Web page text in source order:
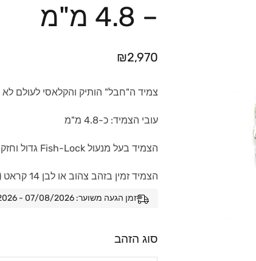
– 4.8 מ"מ
₪2,970
צמיד ה"חבל" הותיק והקלאסי לעולם
עובי הצמיד: כ-4.8 מ"מ
הצמיד בעל מנעול Fish-Lock גדול וחזק במיוחד.
הצמיד זמין בזהב צהוב או לבן 14 קראט (זהב אמיתי)
זמן הגעה משוער: 07/08/2026 - 14/08/2026
סוג הזהב